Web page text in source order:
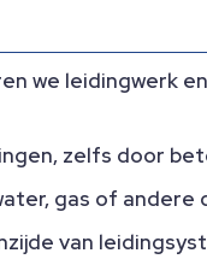
we leidingwerk
zelfs door
gas of
van